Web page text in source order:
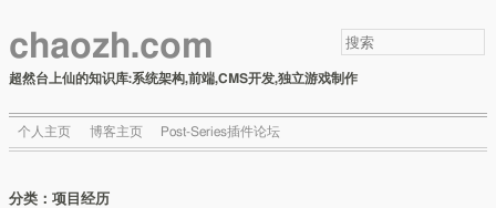
chaozh.com
超然台上仙的知识库:系统架构,前端,CMS开发,独立游戏制作
个人主页 博客主页 Post-Series插件论坛
分类：项目经历